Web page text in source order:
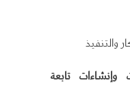
والتنفيذ
وإنشاءات تابعة